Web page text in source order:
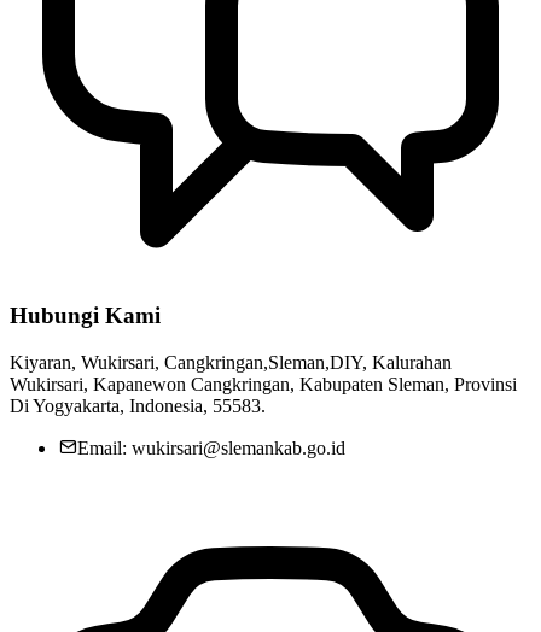
Hubungi Kami
Kiyaran, Wukirsari, Cangkringan,Sleman,DIY, Kalurahan
Wukirsari, Kapanewon Cangkringan, Kabupaten Sleman, Provinsi
Di Yogyakarta, Indonesia, 55583.
Email: wukirsari@slemankab.go.id